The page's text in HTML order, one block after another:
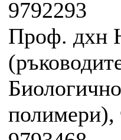
9792293
Проф. дхн
полимери),